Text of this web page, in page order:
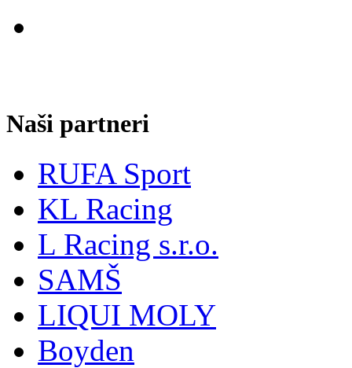
Naši partneri
RUFA Sport
KL Racing
L Racing s.r.o.
SAMŠ
LIQUI MOLY
Boyden